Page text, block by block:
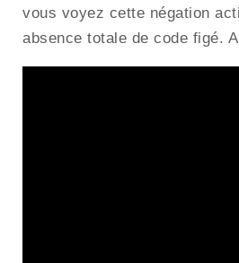
vous voyez cette négation
absence totale de code figé.